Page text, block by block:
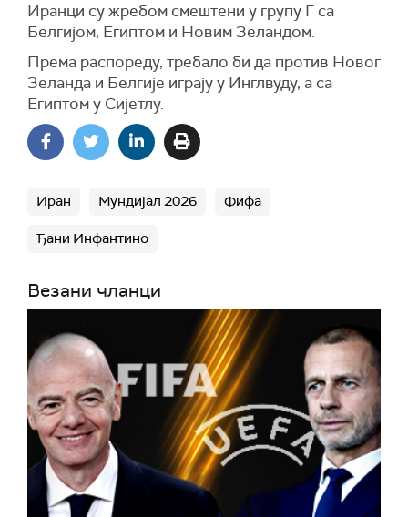
Иранци су жребом смештени у групу Г са
Белгијом, Египтом и Новим Зеландом.
Према распореду, требало би да против Новог
Зеланда и Белгије играју у Инглвуду, а са
Египтом у Сијетлу.
Иран Мундијал 2026 Фифа
Ђани Инфантино
Везани чланци